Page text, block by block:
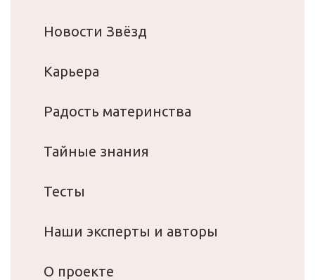
Новости Звёзд
Карьера
Радость материнства
Тайные знания
Тесты
Наши эксперты и авторы
О проекте